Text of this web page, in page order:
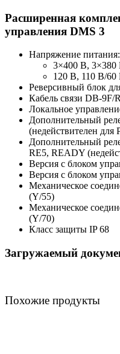
Расширенная
управления DMS 3
Напряжение питания:
3×400 В, 3×380
120 В, 110 В/60
Реверсивный блок
Кабель связи DB-9F/
Локальное
Дополнительный
(недействителен для
Дополнительный
RE5, READY
Версия с блоком
Версия с блоком
Механическое
(Y/55)
Механическое
(Y/70)
Класс защиты IP 68
Загружаемый
Похожие продукты